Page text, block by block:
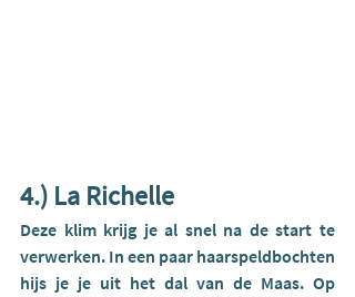
4.) La Richelle
Deze klim krijg je al snel na de start te
verwerken. In een paar haarspeldbochten
hijs je je uit het dal van de Maas. Op